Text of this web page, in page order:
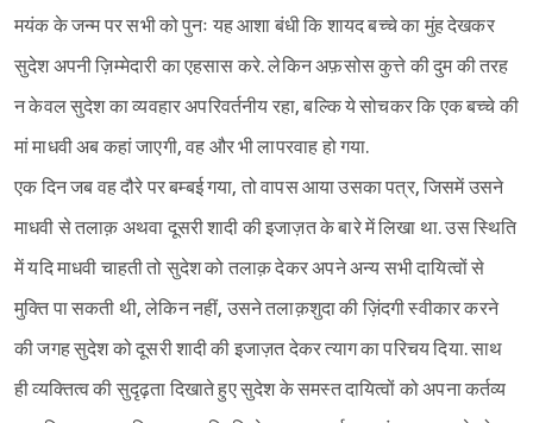
मयंक के जन्म पर सभी को पुनः यह आशा बंधी कि शायद बच्चे का मुंह देखकर
सुदेश अपनी ज़िम्मेदारी का एहसास करे. लेकिन अफ़सोस कुत्ते की दुम की तरह
न केवल सुदेश का व्यवहार अपरिवर्तनीय रहा, बल्कि ये सोचकर कि एक बच्चे की
मां माधवी अब कहां जाएगी, वह और भी लापरवाह हो गया.
एक दिन जब वह दौरे पर बम्बई गया, तो वापस आया उसका पत्र, जिसमें उसने
माधवी से तलाक़ अथवा दूसरी शादी की इजाज़त के बारे में लिखा था. उस स्थिति
में यदि माधवी चाहती तो सुदेश को तलाक़ देकर अपने अन्य सभी दायित्वों से
मुक्ति पा सकती थी, लेकिन नहीं, उसने तलाक़शुदा की ज़िंदगी स्वीकार करने
की जगह सुदेश को दूसरी शादी की इजाज़त देकर त्याग का परिचय दिया. साथ
ही व्यक्तित्व की सुदृढ़ता दिखाते हुए सुदेश के समस्त दायित्वों को अपना कर्तव्य